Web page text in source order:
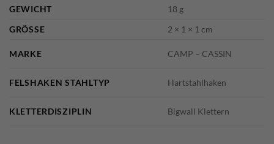
GEWICHT
18 g
GRÖSSE
2 × 1 × 1 cm
MARKE CAMP – CASSIN
FELSHAKEN STAHLTYP Hartstahlhaken
KLETTERDISZIPLIN Bigwall Klettern